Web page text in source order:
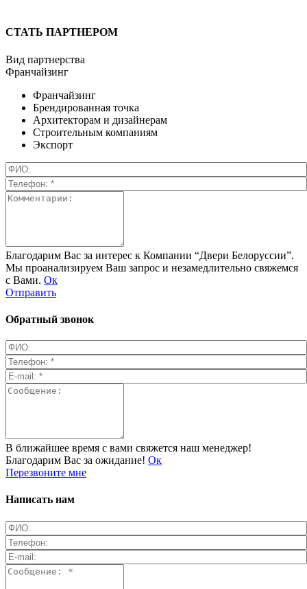
СТАТЬ ПАРТНЕРОМ
Вид партнерства
Франчайзинг
Франчайзинг
Брендированная точка
Архитекторам и дизайнерам
Строительным компаниям
Экспорт
Благодарим Вас за интерес к Компании “Двери Белоруссии”.
Мы проанализируем Ваш запрос и незамедлительно свяжемся
с Вами. Ок
Отправить
Обратный звонок
В ближайшее время с вами свяжется наш менеджер!
Благодарим Вас за ожидание! Ок
Перезвоните мне
Написать нам